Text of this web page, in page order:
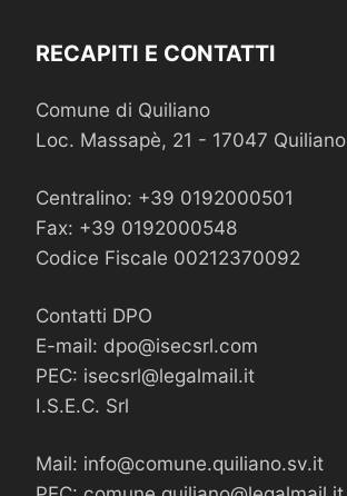
RECAPITI E CONTATTI
Comune di Quiliano
Loc. Massapè, 21 - 17047 Quiliano
Centralino: +39 0192000501
Fax: +39 0192000548
Codice Fiscale 00212370092
Contatti DPO
E-mail: dpo@isecsrl.com
PEC: isecsrl@legalmail.it
I.S.E.C. Srl
Mail: info@comune.quiliano.sv.it